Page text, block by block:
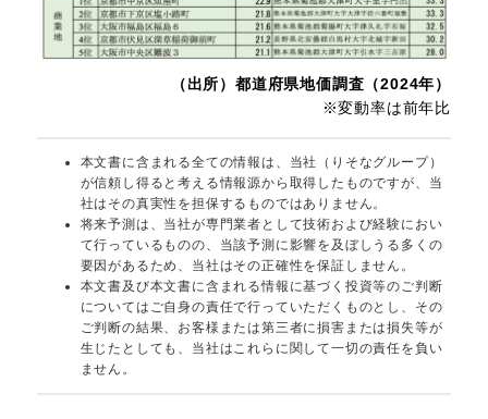
（出所）都道府県地価調査（2024年）
※変動率は前年比
本文書に含まれる全ての情報は、当社（りそなグループ）
が信頼し得ると考える情報源から取得したものですが、当
社はその真実性を担保するものではありません。
将来予測は、当社が専門業者として技術および経験におい
て行っているものの、当該予測に影響を及ぼしうる多くの
要因があるため、当社はその正確性を保証しません。
本文書及び本文書に含まれる情報に基づく投資等のご判断
についてはご自身の責任で行っていただくものとし、その
ご判断の結果、お客様または第三者に損害または損失等が
生じたとしても、当社はこれらに関して一切の責任を負い
ません。